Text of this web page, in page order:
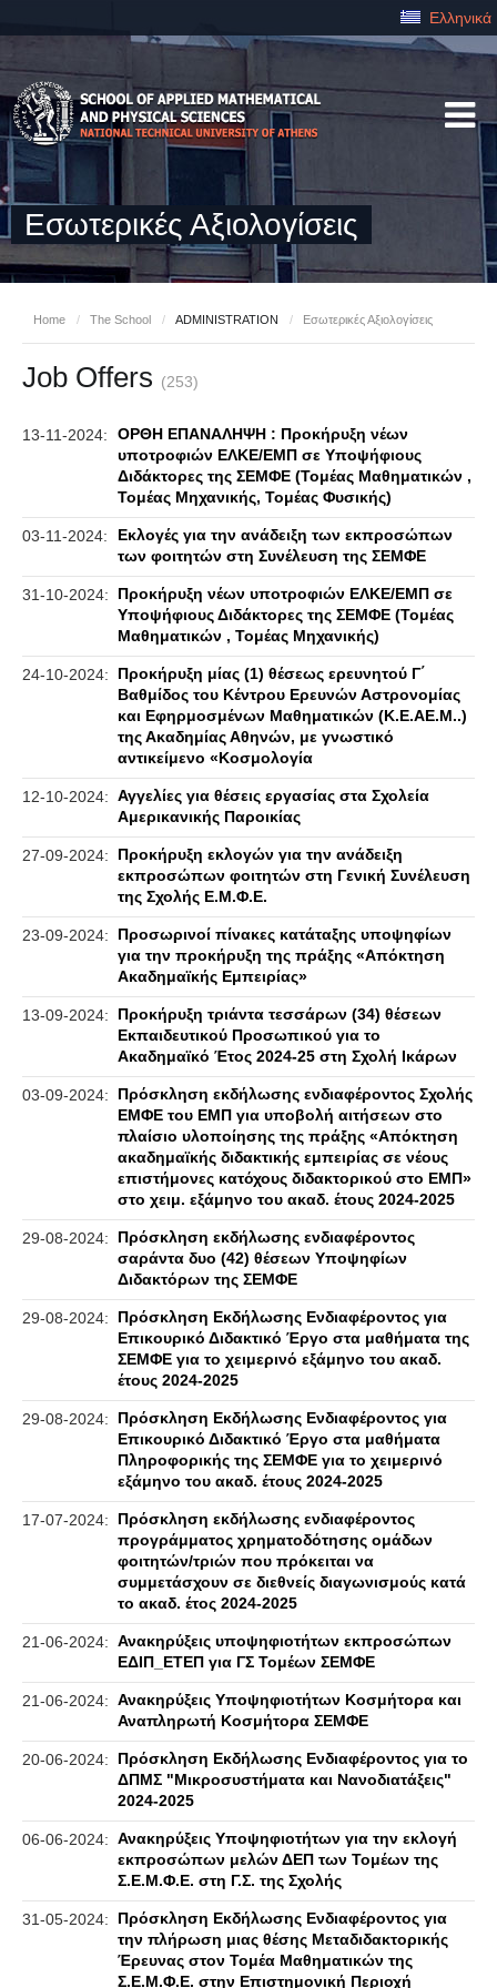
Ελληνικά
Εσωτερικές Αξιολογίσεις
Home / The School / ADMINISTRATION / Εσωτερικές Αξιολογίσεις
Job Offers (253)
13-11-2024:
OΡΘΗ ΕΠΑΝΑΛΗΨΗ : Προκήρυξη νέων
υποτροφιών ΕΛΚΕ/ΕΜΠ σε Υποψήφιους
Διδάκτορες της ΣΕΜΦΕ (Τομέας Μαθηματικών ,
Τομέας Μηχανικής, Toμέας Φυσικής)
03-11-2024:
Εκλογές για την ανάδειξη των εκπροσώπων
των φοιτητών στη Συνέλευση της ΣΕΜΦΕ
31-10-2024:
Προκήρυξη νέων υποτροφιών ΕΛΚΕ/ΕΜΠ σε
Υποψήφιους Διδάκτορες της ΣΕΜΦΕ (Τομέας
Μαθηματικών , Τομέας Μηχανικής)
24-10-2024:
Προκήρυξη μίας (1) θέσεως ερευνητού Γ΄
Βαθμίδος του Κέντρου Ερευνών Αστρονομίας
και Εφηρμοσμένων Μαθηματικών (Κ.Ε.ΑΕ.Μ..)
της Ακαδημίας Αθηνών, με γνωστικό
αντικείμενο «Κοσμολογία
12-10-2024: Αγγελίες για θέσεις εργασίας στα Σχολεία
Αμερικανικής Παροικίας
27-09-2024:
Προκήρυξη εκλογών για την ανάδειξη
εκπροσώπων φοιτητών στη Γενική Συνέλευση
της Σχολής Ε.Μ.Φ.Ε.
23-09-2024:
Προσωρινοί πίνακες κατάταξης υποψηφίων
για την προκήρυξη της πράξης «Απόκτηση
Ακαδημαϊκής Εμπειρίας»
13-09-2024:
Προκήρυξη τριάντα τεσσάρων (34) θέσεων
Εκπαιδευτικού Προσωπικού για το
Ακαδημαϊκό Έτος 2024-25 στη Σχολή Ικάρων
03-09-2024:
Πρόσκληση εκδήλωσης ενδιαφέροντος Σχολής
ΕΜΦΕ του ΕΜΠ για υποβολή αιτήσεων στο
πλαίσιο υλοποίησης της πράξης «Απόκτηση
ακαδημαϊκής διδακτικής εμπειρίας σε νέους
επιστήμονες κατόχους διδακτορικού στο ΕΜΠ»
στο χειμ. εξάμηνο του ακαδ. έτους 2024-2025
29-08-2024:
Πρόσκληση εκδήλωσης ενδιαφέροντος
σαράντα δυο (42) θέσεων Υποψηφίων
Διδακτόρων της ΣΕΜΦΕ
29-08-2024:
Πρόσκληση Εκδήλωσης Ενδιαφέροντος για
Επικουρικό Διδακτικό Έργο στα μαθήματα της
ΣΕΜΦΕ για το χειμερινό εξάμηνο του ακαδ.
έτους 2024-2025
29-08-2024:
Πρόσκληση Εκδήλωσης Ενδιαφέροντος για
Επικουρικό Διδακτικό Έργο στα μαθήματα
Πληροφορικής της ΣΕΜΦΕ για το χειμερινό
εξάμηνο του ακαδ. έτους 2024-2025
17-07-2024:
Πρόσκληση εκδήλωσης ενδιαφέροντος
προγράμματος χρηματοδότησης ομάδων
φοιτητών/τριών που πρόκειται να
συμμετάσχουν σε διεθνείς διαγωνισμούς κατά
το ακαδ. έτος 2024-2025
21-06-2024: Ανακηρύξεις υποψηφιοτήτων εκπροσώπων
ΕΔΙΠ_ΕΤΕΠ για ΓΣ Τομέων ΣΕΜΦΕ
21-06-2024: Ανακηρύξεις Υποψηφιοτήτων Κοσμήτορα και
Αναπληρωτή Κοσμήτορα ΣΕΜΦΕ
20-06-2024:
Πρόσκληση Εκδήλωσης Ενδιαφέροντος για το
ΔΠΜΣ "Μικροσυστήματα και Νανοδιατάξεις"
2024-2025
06-06-2024: Ανακηρύξεις Υποψηφιοτήτων για την εκλογή
εκπροσώπων μελών ΔΕΠ των Τομέων της
Σ.Ε.Μ.Φ.Ε. στη Γ.Σ. της Σχολής
31-05-2024:
Πρόσκληση Εκδήλωσης Ενδιαφέροντος για
την πλήρωση μιας θέσης Μεταδιδακτορικής
Έρευνας στον Τομέα Μαθηματικών της
Σ.Ε.Μ.Φ.Ε. στην Επιστημονική Περιοχή